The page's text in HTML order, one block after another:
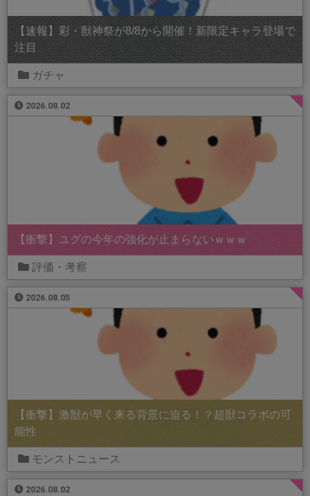
【速報】彩・獣神祭が8/8から開催！新限定キャラ登場で
注目
ガチャ
2026.08.02
【衝撃】ユグの今年の強化が止まらないｗｗｗ
評価・考察
2026.08.05
【衝撃】激獣が早く来る背景に迫る！？超獣コラボの可
能性
モンストニュース
2026.08.02